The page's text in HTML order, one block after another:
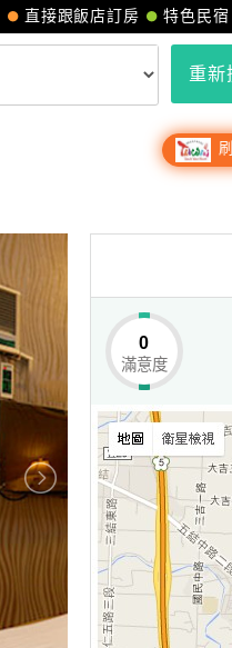
特色民宿
直接跟飯店訂房
重新
0
滿意度